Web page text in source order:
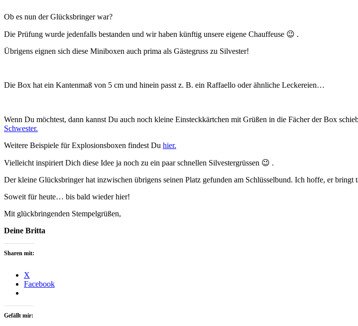
Ob es nun der Glücksbringer war?
Die Prüfung wurde jedenfalls bestanden und wir haben künftig unsere eigene Chauffeuse 😉 .
Übrigens eignen sich diese Miniboxen auch prima als Gästegruss zu Silvester!
Die Box hat ein Kantenmaß von 5 cm und hinein passt z. B. ein Raffaello oder ähnliche Leckereien…
Wenn Du möchtest, dann kannst Du auch noch kleine Einsteckkärtchen mit Grüßen in die Fächer der Box
Schwester.
Weitere Beispiele für Explosionsboxen findest Du hier.
Vielleicht inspiriert Dich diese Idee ja noch zu ein paar schnellen Silvestergrüssen 😉 .
Der kleine Glücksbringer hat inzwischen übrigens seinen Platz gefunden am Schlüsselbund. Ich hoffe, er
Soweit für heute… bis bald wieder hier!
Mit glückbringenden Stempelgrüßen,
Deine Britta
Sharen mit:
X
Facebook
Gefällt mir: